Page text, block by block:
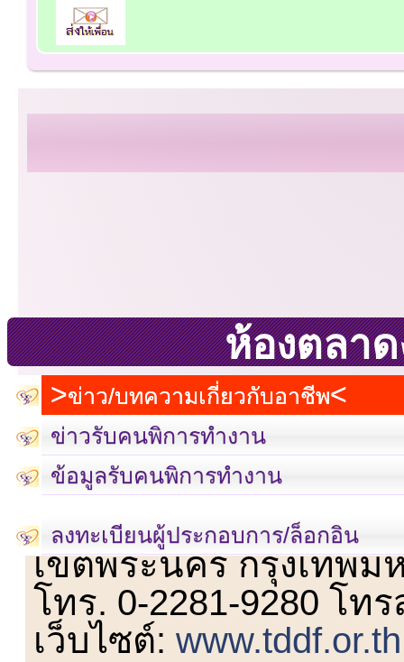
ห้องตลา
ข่าว/บทความเกี่ยวกับอาชีพ
ข่าวรับคนพิการทำงาน
ข้อมูลรับคนพิการทำงาน
ลงทะเบียนผู้ประกอบการ/ล็อกอิน
เลขที่ 23 ชั้น 2 ถนนวิ
เขตพระนคร กรุงเทพม
โทร. 0-2281-9280 โท
เว็บไซต์:www.tddf.or.th